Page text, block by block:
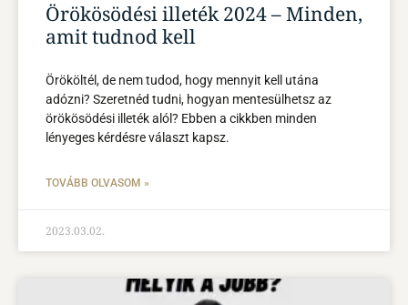
Örökösödési illeték 2024 – Minden,
amit tudnod kell
Örököltél, de nem tudod, hogy mennyit kell utána
adózni? Szeretnéd tudni, hogyan mentesülhetsz az
örökösödési illeték alól? Ebben a cikkben minden
lényeges kérdésre választ kapsz.
TOVÁBB OLVASOM »
2023.03.02.